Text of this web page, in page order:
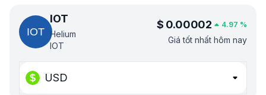
IOT
Helium
IOT
$ 0.00002 4.97 %
Giá tốt nhất hôm nay
USD